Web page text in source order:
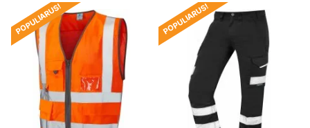
POPULIARUS! POPULIARUS!